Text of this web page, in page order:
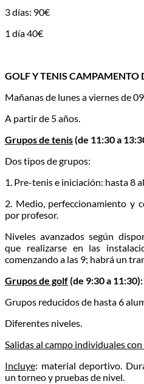
3 días: 90€
1 día 40€
GOLF Y TENIS CAMPAMENTO
Mañanas de lunes a viernes de
A partir de 5 años.
Grupos de tenis(de 11:30 a
Dos tipos de grupos:
1. Pre-tenis e iniciación: hasta 8
2. Medio, perfeccionamiento y
por profesor.
Niveles avanzados según
que realizarse en las
comenzando a las 9; habrá un
Grupos de golf(de 9:30 a 11:30):
Grupos reducidos de hasta 6
Diferentes niveles.
Salidas al campo individuales
Incluye: material deportivo.
un torneo y pruebas de nivel.